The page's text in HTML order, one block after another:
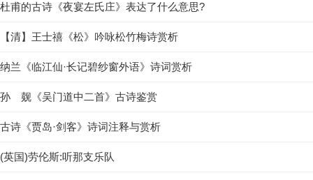
杜甫的古诗《夜宴左氏庄》表达了什么意思?
【清】王士禧《松》吟咏松竹梅诗赏析
纳兰《临江仙·长记碧纱窗外语》诗词赏析
孙 觌《吴门道中二首》古诗鉴赏
古诗《贾岛·剑客》诗词注释与赏析
(英国)劳伦斯:听那支乐队